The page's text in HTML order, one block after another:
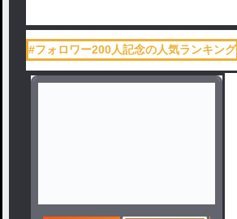
#フォロワー200人記念の人気ランキング